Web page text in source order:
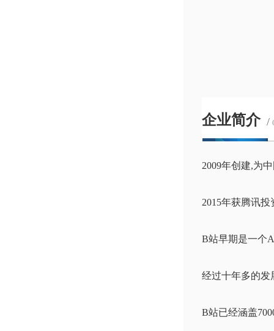
企业简介 /
2009年创建,为
2015年获腾讯
B站早期是一个
经过十年多的发
B站已经涵盖